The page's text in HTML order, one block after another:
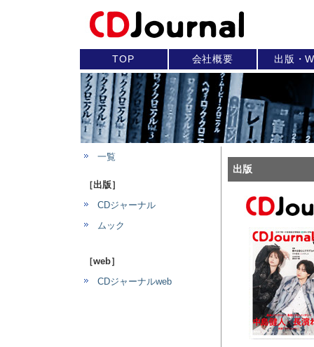
TOP 会社概要 出版・
一覧
［出版］
CDジャーナル
ムック
［web］
CDジャーナルweb
出版